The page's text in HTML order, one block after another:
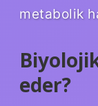
metabolik
eder?